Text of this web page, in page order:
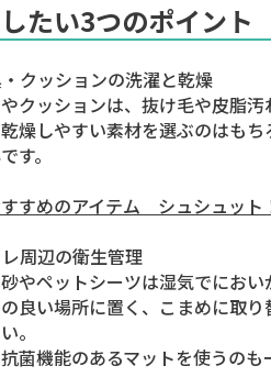
たい3つのポイント
クッションの洗濯と乾燥
クッションは、抜け毛や皮脂
燥しやすい素材を選ぶのはも
す。
すめのアイテム シュシュット
周辺の衛生管理
やペットシーツは湿気でにおい
良い場所に置く、こまめに取
。
菌機能のあるマットを使うのも